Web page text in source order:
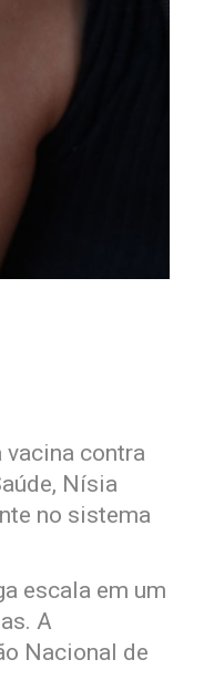
contra
Nísia
no sistema
escala em um
A
Nacional de